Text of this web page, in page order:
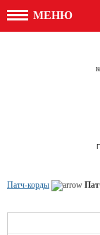
МЕНЮ
Патч-корды